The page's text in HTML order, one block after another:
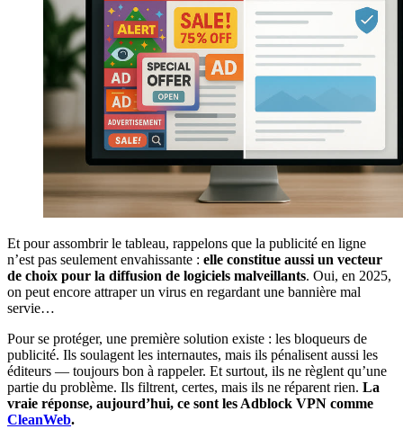
Et pour assombrir le tableau, rappelons que la publicité en ligne
n’est pas seulement envahissante : elle constitue aussi un vecteur
de choix pour la diffusion de logiciels malveillants. Oui, en 2025,
on peut encore attraper un virus en regardant une bannière mal
servie…
Pour se protéger, une première solution existe : les bloqueurs de
publicité. Ils soulagent les internautes, mais ils pénalisent aussi les
éditeurs — toujours bon à rappeler. Et surtout, ils ne règlent qu’une
partie du problème. Ils filtrent, certes, mais ils ne réparent rien. La
vraie réponse, aujourd’hui, ce sont les Adblock VPN comme
CleanWeb.